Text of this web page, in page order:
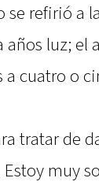
refirió a
años luz; el
cuatro o
tratar de
muy